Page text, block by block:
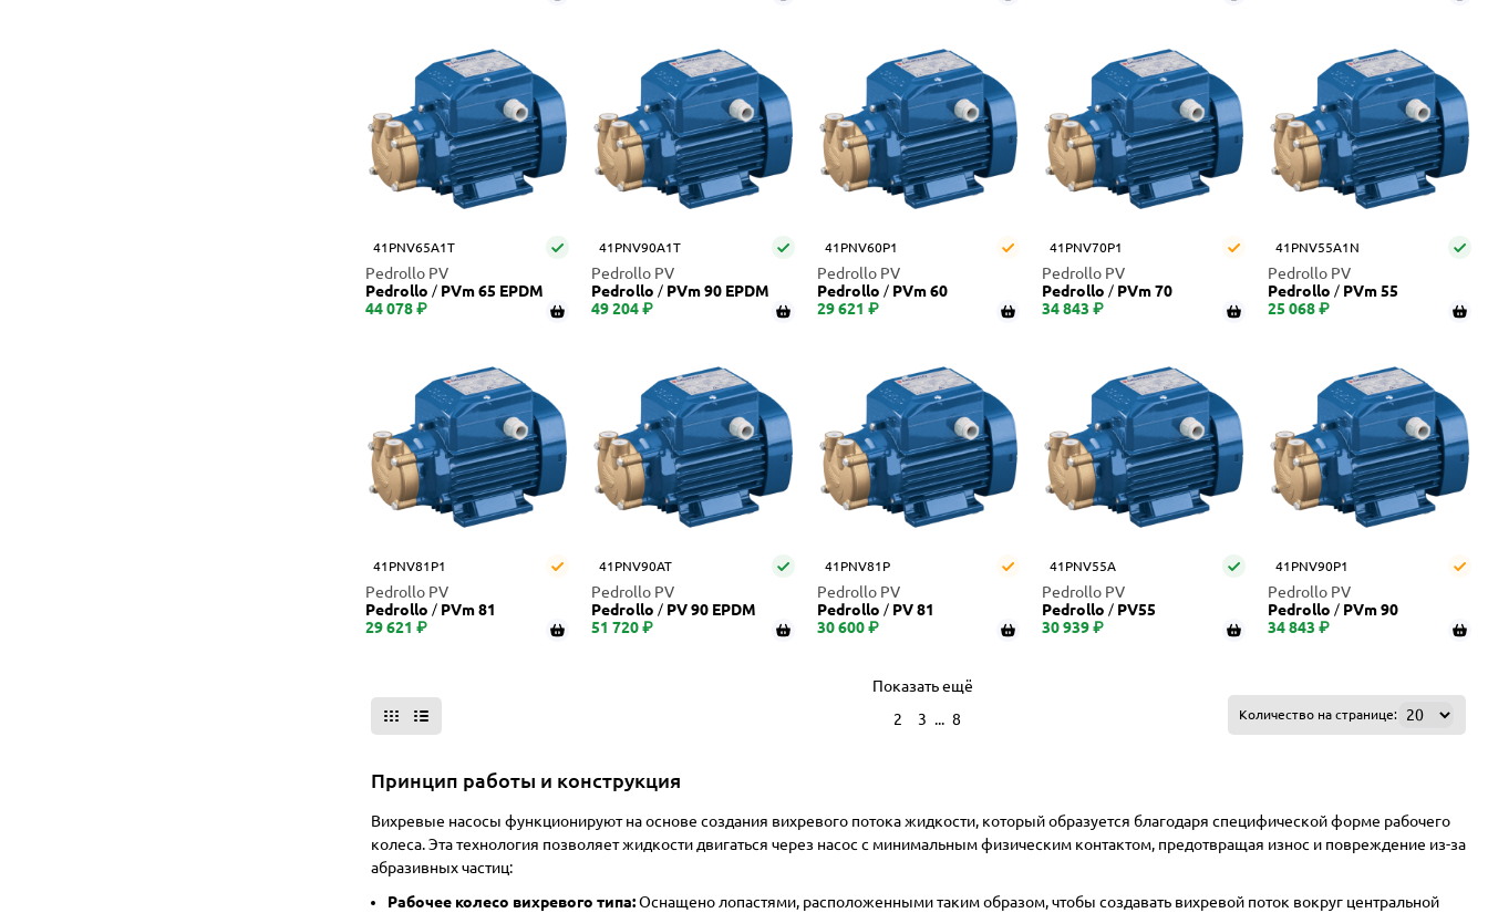
41PNV65A1T
Pedrollo PV
Pedrollo
PVm 65 EPDM
44 078 ₽
41PNV90A1T
Pedrollo PV
Pedrollo
PVm 90 EPDM
49 204 ₽
41PNV60P1
Pedrollo PV
Pedrollo
PVm 60
29 621 ₽
41PNV70P1
Pedrollo PV
Pedrollo
PVm 70
34 843 ₽
41PNV55A1N
Pedrollo PV
Pedrollo
PVm 55
25 068 ₽
41PNV81P1
Pedrollo PV
Pedrollo
PVm 81
29 621 ₽
41PNV90AT
Pedrollo PV
Pedrollo
PV 90 EPDM
51 720 ₽
41PNV81P
Pedrollo PV
Pedrollo
PV 81
30 600 ₽
41PNV55A
Pedrollo PV
Pedrollo
PV55
30 939 ₽
41PNV90P1
Pedrollo PV
Pedrollo
PVm 90
34 843 ₽
Показать ещё
2 3 ... 8 Количество на странице:
Принцип работы и конструкция
Вихревые насосы функционируют на основе создания вихревого потока жидкости, который образуется благодаря специфической форме рабочего
колеса. Эта технология позволяет жидкости двигаться через насос с минимальным физическим контактом, предотвращая износ и повреждение из-за
абразивных частиц:
Рабочее колесо вихревого типа:Оснащено лопастями, расположенными таким образом, чтобы создавать вихревой поток вокруг центральной